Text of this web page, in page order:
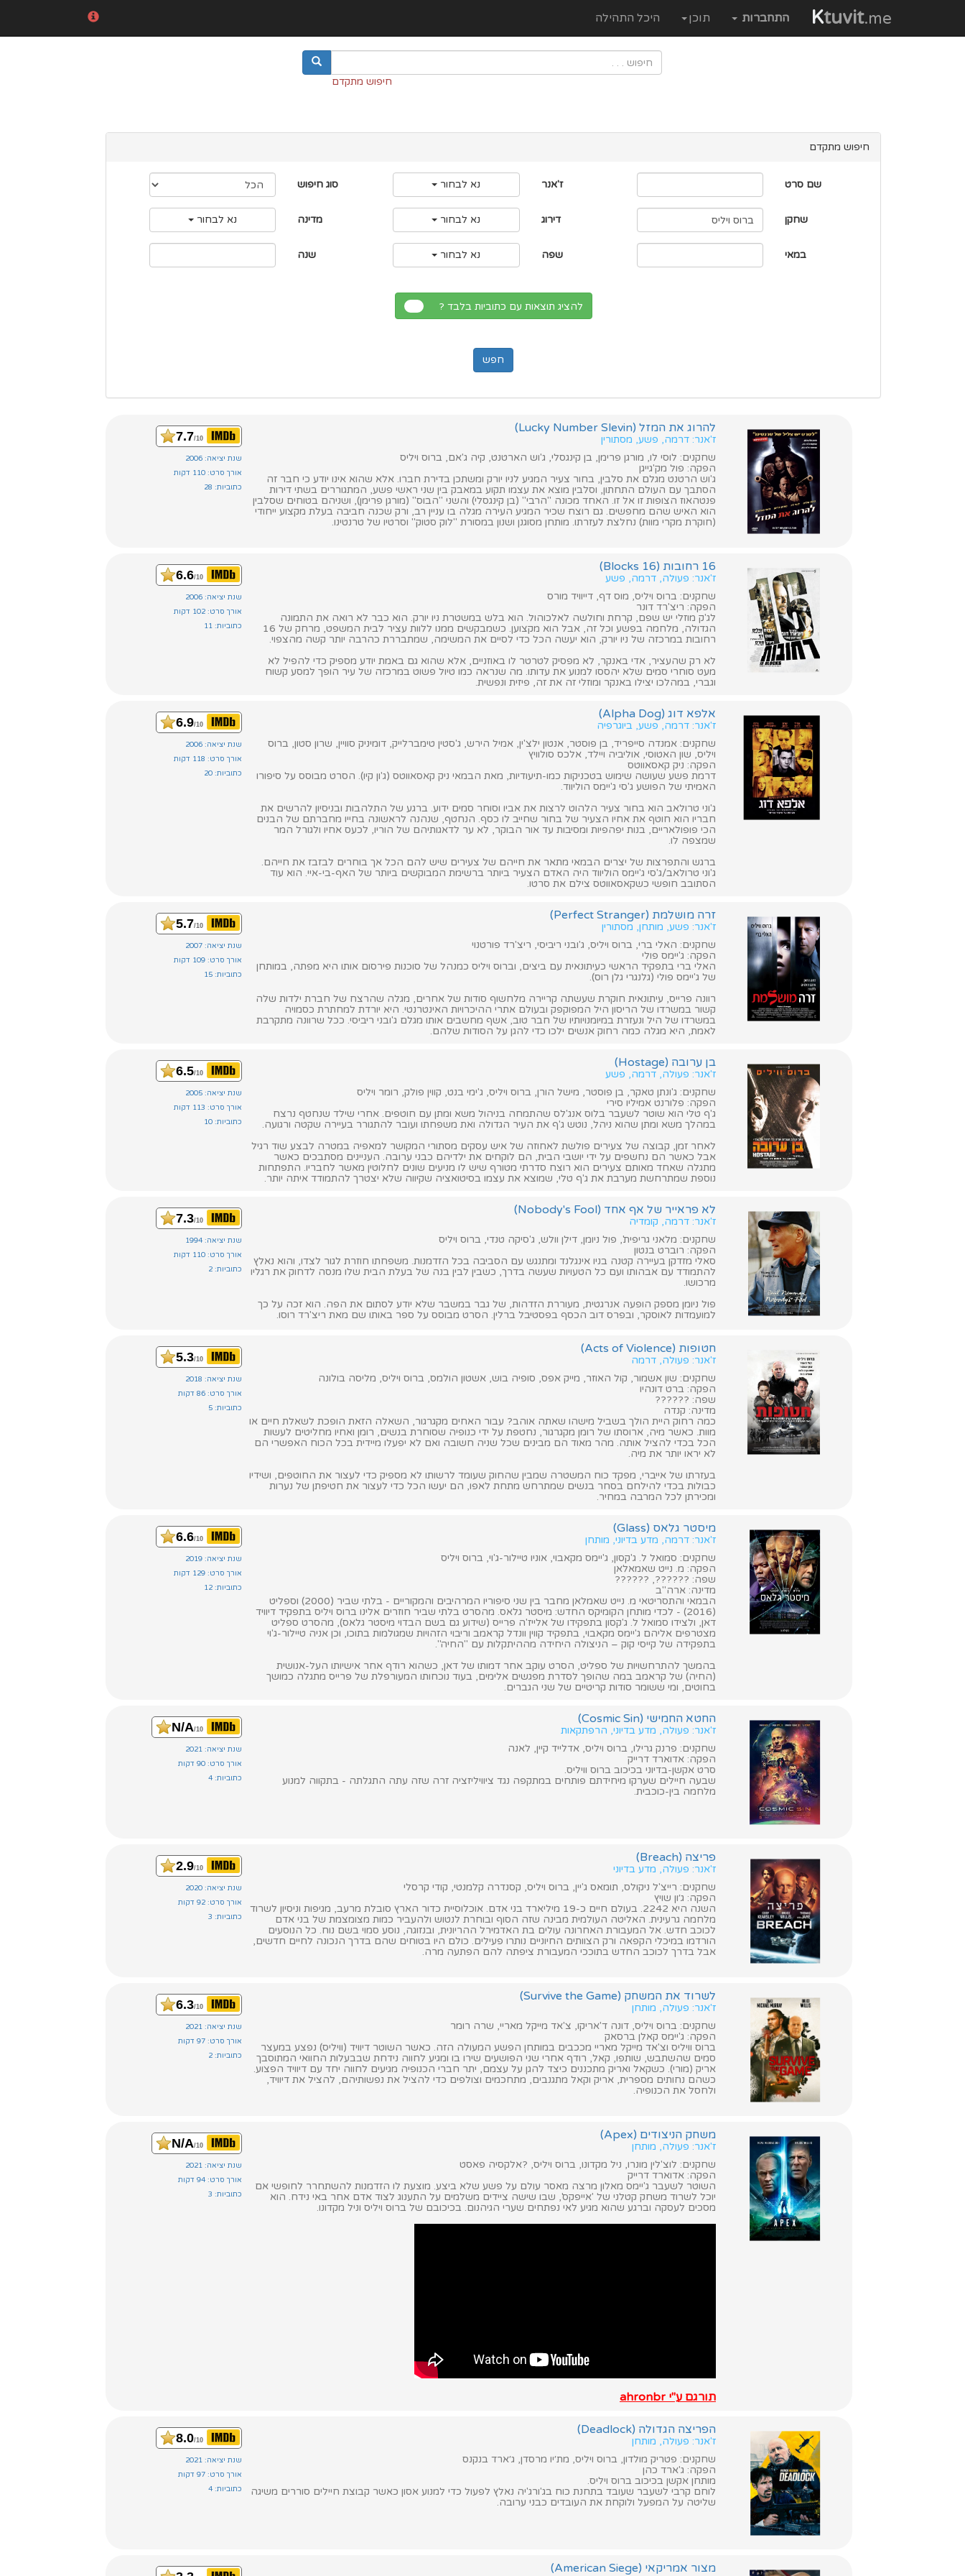
Ktuvit.me התחברות תוכן היכל התהילה
חיפוש מתקדם
חיפוש מתקדם
שם סרט
שחקן
במאי
ז'אנר נא לבחור
דירוג נא לבחור
שפה נא לבחור
סוג חיפוש
מדינה נא לבחור
שנה
להציג תוצאות עם כתוביות בלבד ?
להרוג את המזל (Lucky Number Slevin)
ז'אנר: דרמה, פשע, מסתורין
שחקנים: לוסי לו, מורגן פרימן, בן קינגסלי, ג'וש הארטנט, קיה ג'אם, ברוס ויליס
הפקה: פול מק'גייגן
ג'וש הרטנט מגלם את סלבין, בחור צעיר המגיע לניו יורק ומשתכן בדירת חברו. אלא שהוא אינו יודע כי חבר זה
הסתבך עם העולם התחתון, וסלבין מוצא את עצמו תקוע במאבק בין שני ראשי פשע, המתגוררים בשתי דירות
פנטהאוז הצופות זו אל זו. האחד מכונה "הרבי" (בן קינגסלי) והשני "הבוס" (מורגן פרימן), ושניהם בטוחים שסלבין
הוא האיש שהם מחפשים. גם רוצח שכיר המגיע העירה מגלה בו עניין רב, ורק שכנה חביבה בעלת מקצוע ייחודי
(חוקרת מקרי מוות) נחלצת לעזרתו. מותחן מסוגנן ושנון במסורת "לוק סטוק" וסרטיו של טרנטינו.
7.7/10
שנת יציאה: 2006
אורך סרט: 110 דקות
כתוביות: 28
16 רחובות (16 Blocks)
ז'אנר: פעולה, דרמה, פשע
שחקנים: ברוס ויליס, מוס דף, דייוויד מורס
הפקה: ריצ'רד דונר
לג'ק מוזלי יש שפם, קרחת וחולשה לאלכוהול. הוא בלש במשטרת ניו יורק. הוא כבר לא רואה את התמונה
הגדולה, מלחמה בפשע וכל זה, אבל הוא מקצוען. כשמבקשים ממנו ללוות עציר לבית המשפט, מרחק של 16
רחובות במרכזה של ניו יורק, הוא יעשה הכל כדי לסיים את המשימה, שמתבררת כהרבה יותר קשה מהצפוי.
לא רק שהעציר, אדי באנקר, לא מפסיק לטרטר לו באוזניים, אלא שהוא גם באמת יודע מספיק כדי להפיל לא
מעט סוחרי סמים שלא יהססו למנוע את עדותו. מה שנראה כמו טיול פשוט במרכזה של עיר הופך למסע קשוח
וגברי, במהלכו יצילו באנקר ומוזלי זה את זה, פיזית ונפשית.
6.6/10
שנת יציאה: 2006
אורך סרט: 102 דקות
כתוביות: 11
אלפא דוג (Alpha Dog)
ז'אנר: דרמה, פשע, ביוגרפיה
שחקנים: אמנדה סייפריד, בן פוסטר, אנטון ילצ'ין, אמיל הירש, ג'סטין טימברלייק, דומיניק סוויין, שרון סטון, ברוס
ויליס, שון האטוסי, אוליביה ויילד, אלכס סולוויץ
הפקה: ניק קאסאווטס
דרמת פשע שעושה שימוש בטכניקות כמו-תיעודיות, מאת הבמאי ניק קאסאווטס (ג'ון קיו). הסרט מבוסס על סיפורו
האמיתי של הפושע ג'סי ג'יימס הוליווד.
ג'וני טרולאב הוא בחור צעיר הלהוט לרצות את אביו וסוחר סמים ידוע. ברגע של התלהבות ובניסיון להרשים את
חבריו הוא חוטף את אחיו הצעיר של בחור שחייב לו כסף. הנחטף, שנהנה לראשונה בחייו מחברתם של הבנים
הכי פופולאריים, בנות יפהפיות ומסיבות עד אור הבוקר, לא ער לדאגותיהם של הוריו, לכעס אחיו ולגורל המר
שמצפה לו.
ברגש והתפרצות של יצרים הבמאי מתאר את חייהם של צעירים שיש להם הכל אך בוחרים לבזבז את חייהם.
ג'וני טרולאב/ג'סי ג'יימס הוליווד היה האדם הצעיר ביותר ברשימת המבוקשים ביותר של האף-בי-איי. הוא עוד
הסתובב חופשי כשקאסאווטס צילם את סרטו.
6.9/10
שנת יציאה: 2006
אורך סרט: 118 דקות
כתוביות: 20
זרה מושלמת (Perfect Stranger)
ז'אנר: פשע, מותחן, מסתורין
שחקנים: האלי ברי, ברוס ויליס, ג'ובני ריביסי, ריצ'רד פורטנוי
הפקה: ג'יימס פולי
האלי ברי בתפקיד הראשי כעיתונאית עם ביצים, וברוס ויליס כמנהל של סוכנות פירסום אותו היא מפתה, במותחן
של ג'יימס פולי (גלנגרי גלן רוס).
רוונה פרייס, עיתונאית חוקרת שעשתה קריירה מלחשוף סודות של אחרים, מגלה שהרצח של חברת ילדות שלה
קשור במשרדו של הריסון היל המפוקפק ובעולם אתרי ההיכרויות האינטרנטי. היא יורדת למחתרת כסמויה
במשרדו של היל ונעזרת במיומנויותיו של חבר טוב, אשף מחשבים אותו מגלם ג'ובני ריביסי. ככל שרוונה מתקרבת
לאמת, היא מגלה כמה רחוק אנשים ילכו כדי להגן על הסודות שלהם.
5.7/10
שנת יציאה: 2007
אורך סרט: 109 דקות
כתוביות: 15
בן ערובה (Hostage)
ז'אנר: פעולה, דרמה, פשע
שחקנים: ג'ונתן טאקר, בן פוסטר, מישל הורן, ברוס ויליס, ג'ימי בנט, קווין פולק, רומר ויליס
הפקה: פלורנט אמיליו סירי
ג'ף טלי הוא שוטר לשעבר בלוס אנג'לס שהתמחה בניהול משא ומתן עם חוטפים. אחרי שילד שנחטף נרצח
במהלך משא ומתן שהוא ניהל, נוטש ג'ף את העיר הגדולה ואת משפחתו ועובר להתגורר בעיירה שקטה ורגועה.
לאחר זמן, קבוצה של צעירים פולשת לאחוזה של איש עסקים מסתורי המקושר למאפיה במטרה לבצע שוד רגיל
אבל כאשר הם נחשפים על ידי יושבי הבית, הם לוקחים את ילדיהם כבני ערובה. העניינים מסתבכים כאשר
מתגלה שאחד מאותם צעירים הוא רוצח סדרתי מטורף שיש לו מניעים שונים לחלוטין מאשר לחבריו. התפתחות
נוספת שמתרחשת מערבת את ג'ף טלי, שמוצא את עצמו בסיטואציה שקיווה שלא יצטרך להתמודד איתה יותר.
6.5/10
שנת יציאה: 2005
אורך סרט: 113 דקות
כתוביות: 10
לא פראייר של אף אחד (Nobody's Fool)
ז'אנר: דרמה, קומדיה
שחקנים: מלאני גריפית', פול ניומן, דילן וולש, ג'סיקה טנדי, ברוס ויליס
הפקה: רוברט בנטון
סאלי מזדקן בעיירה קטנה בניו אינגלנד ומתנגש עם הסביבה בכל הזדמנות. משפחתו חוזרת לגור לצדו, והוא נאלץ
להתמודד עם אבהותו ועם כל הטעויות שעשה בדרך, כשבין לבין בנה של בעלת הבית שלו מנסה לדחוק את רגליו
מרכושו.
פול ניומן מספק הופעה אנרגטית, מעוררת הזדהות, של גבר במשבר שלא יודע לסתום את הפה. הוא זכה על כך
למועמדות לאוסקר, ובפרס דוב הכסף בפסטיבל ברלין. הסרט מבוסס על ספר באותו שם מאת ריצ'רד רוסו.
7.3/10
שנת יציאה: 1994
אורך סרט: 110 דקות
כתוביות: 2
חטופות (Acts of Violence)
ז'אנר: פעולה, דרמה
שחקנים: שון אשמור, קול האוזר, מייק אפס, סופיה בוש, אשטון הולמס, ברוס ויליס, מליסה בולונה
הפקה: ברט דונהיו
שפה: ??????
מדינה: קנדה
כמה רחוק היית הולך בשביל מישהו שאתה אוהב? עבור האחים מקגרגור, השאלה הזאת הופכת לשאלת חיים או
מוות. כאשר מיה, ארוסתו של רומן מקגרגור, נחטפת על ידי כנופיה שסוחרת בנשים, רומן ואחיו מחליטים לעשות
הכל בכדי להציל אותה. מהר מאוד הם מבינים שכל שניה חשובה ואם לא יפעלו מיידית בכל הכוח האפשרי הם
לא יראו יותר את מיה.
בעזרתו של אייברי, מפקד כוח המשטרה שמבין שהחוק שעומד לרשותו לא מספיק כדי לעצור את החוטפים, ושידיו
כבולות בכדי להילחם בסחר בנשים שמתרחש מתחת לאפו, הם יעשו הכל כדי לעצור את חטיפתן של נערות
ומכירתן לכל המרבה במחיר.
5.3/10
שנת יציאה: 2018
אורך סרט: 86 דקות
כתוביות: 5
מיסטר גלאס (Glass)
ז'אנר: דרמה, מדע בדיוני, מותחן
שחקנים: סמואל ל. ג'קסון, ג'יימס מקאבוי, אוניו טיילור-ג'וי, ברוס ויליס
הפקה: מ. נייט שאמאלאן
שפה: ??????, ??????
מדינה: ארה"ב
הבמאי והתסריטאי מ. נייט שאמלאן מחבר בין שני סיפוריו המרהיבים והמקוריים - בלתי שביר (2000) וספליט
(2016) - לכדי מותחן הקומיקס החדש: מיסטר גלאס. מהסרט בלתי שביר חוזרים אלינו ברוס ויליס בתפקיד דיוויד
דאן, ולצידו סמואל ל. ג'קסון בתפקידו של אלייז'ה פרייס (שידוע גם בשם הבדוי מיסטר גלאס), מהסרט ספליט
מצטרפים אליהם ג'יימס מקאבוי, בתפקיד קווין וונדל קראמב וריבוי הזהויות שמגולמות בתוכו, וכן אניה טיילור-ג'וי
בתפקידה של קייסי קוק – הניצולה היחידה מההיתקלות עם "החיה".
בהמשך להתרחשויות של ספליט, הסרט עוקב אחר דמותו של דאן, כשהוא רודף אחר אישיותו העל-אנושית
(החיה) של קראמב במה שהופך לסדרת מפגשים אלימים, בעוד נוכחותו המעורפלת של פרייס מתגלה כמושך
בחוטים, ומי ששומר סודות קריטיים של שני הגברים.
6.6/10
שנת יציאה: 2019
אורך סרט: 129 דקות
כתוביות: 12
החטא החמישי (Cosmic Sin)
ז'אנר: פעולה, מדע בדיוני, הרפתקאות
שחקנים: פרנק גרילו, ברוס ויליס, אדלייד קיין, לאנה
הפקה: אדוארד דרייק
סרט אקשן-בדיוני בכיכוב ברוס וויליס.
שבעה חיילים שערקו מיחידתם פותחים במתקפה נגד ציוויליזציה זרה שזה עתה התגלתה - בתקווה למנוע
מלחמה בין-כוכבית.
N/A/10
שנת יציאה: 2021
אורך סרט: 90 דקות
כתוביות: 4
פריצה (Breach)
ז'אנר: פעולה, מדע בדיוני
שחקנים: רייצ'ל ניקולס, תומאס ג'יין, ברוס ויליס, קסנדרה קלמנטי, קודי קרסלי
הפקה: ג׳ון שויץ
השנה היא 2242. בעולם חיים כ-19 מיליארד בני אדם. אוכלוסיית כדור הארץ סובלת מרעב, מגיפות וניסיון לשרוד
מלחמה גרעינית. האליטה העולמית מבינה שזה הסוף ובוחרת לנטוש ולהעביר כמות מצומצמת של בני אדם
לכוכב חדש. אל המעבורת האחרונה עולים בת האדמירל ההריונית, ובנזוגה, נוסע סמוי בשם נוח. כל הנוסעים
הורדמו במיכלי הקפאה ורק הצוותים החיוניים נותרו פעילים. כולם היו בטוחים שהם בדרך הנכונה לחיים חדשים,
אבל בדרך לכוכב החדש בתוככי המעבורת ציפתה להם הפתעה מרה.
2.9/10
שנת יציאה: 2020
אורך סרט: 92 דקות
כתוביות: 3
לשרוד את המשחק (Survive the Game)
ז'אנר: פעולה, מותחן
שחקנים: ברוס ויליס, דונה ד'אריקו, צ'אד מייקל מאריי, שרה רומר
הפקה: ג'יימס קאלן ברסאק
ברוס וויליס וצ'אד מייקל מאריי מככבים במותחן הפשע המעולה הזה. כאשר השוטר דיוויד (וויליס) נפצע במעצר
סמים שהשתבש, שותפו, קאל, רודף אחרי שני הפושעים שירו בו ומגיע לחווה נידחת שבבעלות החוואי המתוסבך
אריק (מורי). כשקאל ואריק מתכננים כיצד להגן על עצמם, יתר חברי הכנופיה מגיעים לחווה יחד עם דיוויד הפצוע.
כשהם נחותים מספרית, אריק וקאל מתגנבים, מתחכמים וצולפים כדי להציל את נפשותיהם, להציל את דיוויד,
ולחסל את הכנופיה.
6.3/10
שנת יציאה: 2021
אורך סרט: 97 דקות
כתוביות: 2
משחק הניצודים (Apex)
ז'אנר: פעולה, מותחן
שחקנים: לוצ'לין מונרו, ניל מקדונו, ברוס ויליס, ?אלקסיה פאסט
הפקה: אדוארד דרייק
השוטר לשעבר ג'יימס מאלון מרצה מאסר עולם על פשע שלא ביצע. מוצעת לו הזדמנות להשתחרר לחופשי אם
יוכל לשרוד משחק קטלני של 'אייפקס', שבו שישה ציידים משלמים על התענוג לצוד אדם אחר באי נידח. הוא
מסכים לעסקה וברגע שהוא מגיע לאי נפתחים שערי הגיהנום. בכיכובם של ברוס ויליס וניל מקדונו.
תורגם ע"י ahronbr
N/A/10
שנת יציאה: 2021
אורך סרט: 94 דקות
כתוביות: 3
הפריצה הגדולה (Deadlock)
ז'אנר: פעולה, מותחן
שחקנים: פטריק מולדון, ברוס ויליס, מת׳יו מרסדן, ג׳ארד בנקנס
הפקה: ג'ארד כהן
מותחן אקשן בכיכוב ברוס ויליס.
לוחם קרבי לשעבר שעובד בתחנת כוח בג'ורג'יה נאלץ לפעול כדי למנוע אסון כאשר קבוצת חיילים סוררים משיגה
שליטה על המפעל ולוקחת את העובדים כבני ערובה.
8.0/10
שנת יציאה: 2021
אורך סרט: 97 דקות
כתוביות: 4
מצור אמריקאי (American Siege)